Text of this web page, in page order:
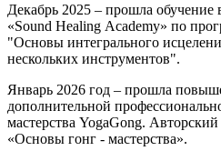
Декабрь 2025 – прошла обучение
«Sound Healing Academy» по
"Основы интегрального
нескольких инструментов".
Январь 2026 год – прошла
дополнительной
мастерства YogaGong.
«Основы гонг - мастерства».